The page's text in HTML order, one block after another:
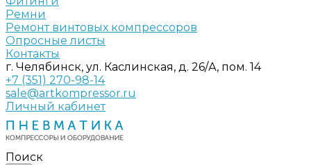
Ремни
Ремонт винтовых компрессоров
Опросные листы
Контакты
г. Челябинск, ул. Каслинская, д. 26/А, пом. 14
+7 (351) 270-98-14
sale@artkompressor.ru
Личный кабинет
Поиск